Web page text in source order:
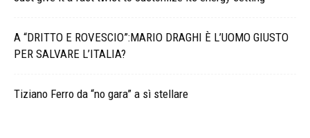
A “DRITTO E ROVESCIO”:MARIO DRAGHI È L’UOMO GIUSTO
PER SALVARE L’ITALIA?
Tiziano Ferro da “no gara” a sì stellare